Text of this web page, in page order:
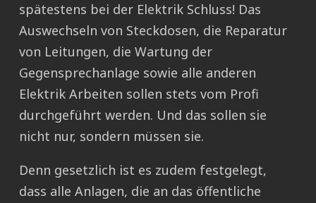
spätestens bei der Elektrik Schluss! Das
Auswechseln von Steckdosen, die Reparatur
von Leitungen, die Wartung der
Gegensprechanlage sowie alle anderen
Elektrik Arbeiten sollen stets vom Profi
durchgeführt werden. Und das sollen sie
nicht nur, sondern müssen sie.
Denn gesetzlich ist es zudem festgelegt,
dass alle Anlagen, die an das öffentliche